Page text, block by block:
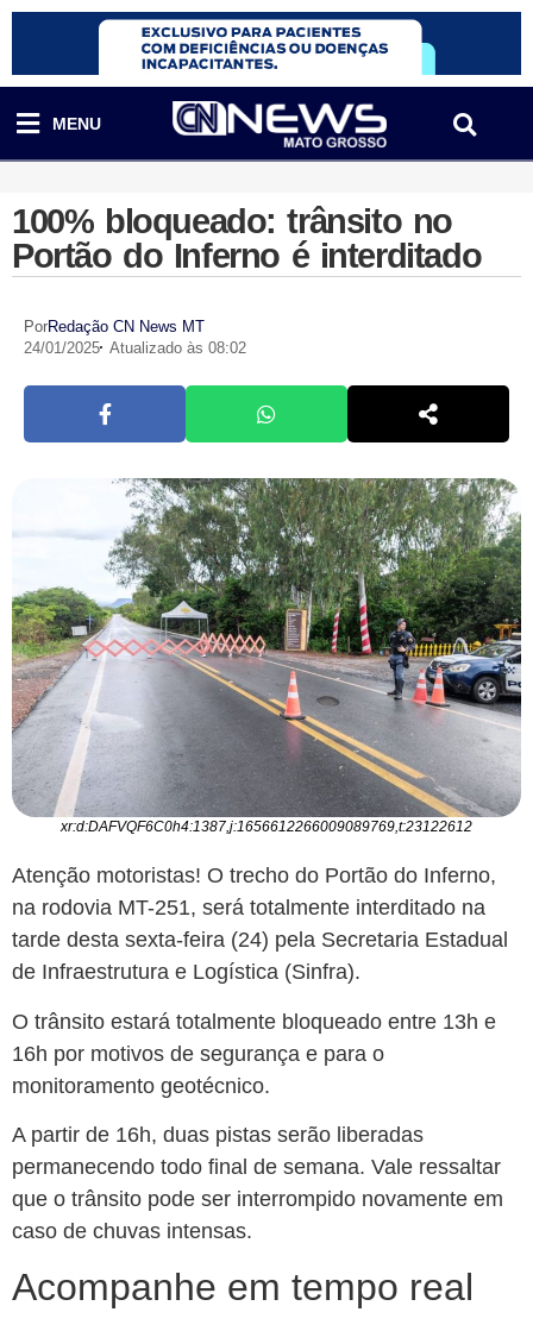
MENU
100% bloqueado: trânsito no
Portão do Inferno é interditado
PorRedação CN News MT
24/01/2025 Atualizado às 08:02
xr:d:DAFVQF6C0h4:1387,j:1656612266009089769,t:23122612
Atenção motoristas! O trecho do Portão do Inferno,
na rodovia MT-251, será totalmente interditado na
tarde desta sexta-feira (24) pela Secretaria Estadual
de Infraestrutura e Logística (Sinfra).
O trânsito estará totalmente bloqueado entre 13h e
16h por motivos de segurança e para o
monitoramento geotécnico.
A partir de 16h, duas pistas serão liberadas
permanecendo todo final de semana. Vale ressaltar
que o trânsito pode ser interrompido novamente em
caso de chuvas intensas.
Acompanhe em tempo real